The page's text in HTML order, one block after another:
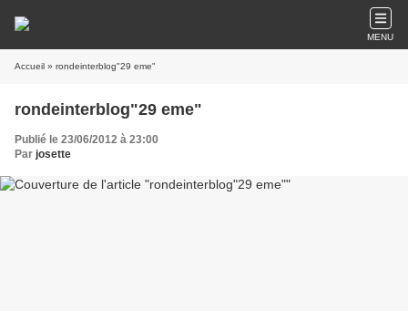
MENU
Accueil » rondeinterblog"29 eme"
rondeinterblog"29 eme"
Publié le 23/06/2012 à 23:00
Par josette